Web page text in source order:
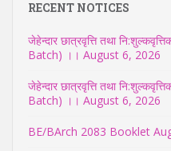
RECENT NOTICES
जेहेन्दार छात्रवृत्ति तथा
Batch) ।। August 6, 2026
जेहेन्दार छात्रवृत्ति तथा
Batch) ।। August 6, 2026
BE/BArch 2083 Booklet